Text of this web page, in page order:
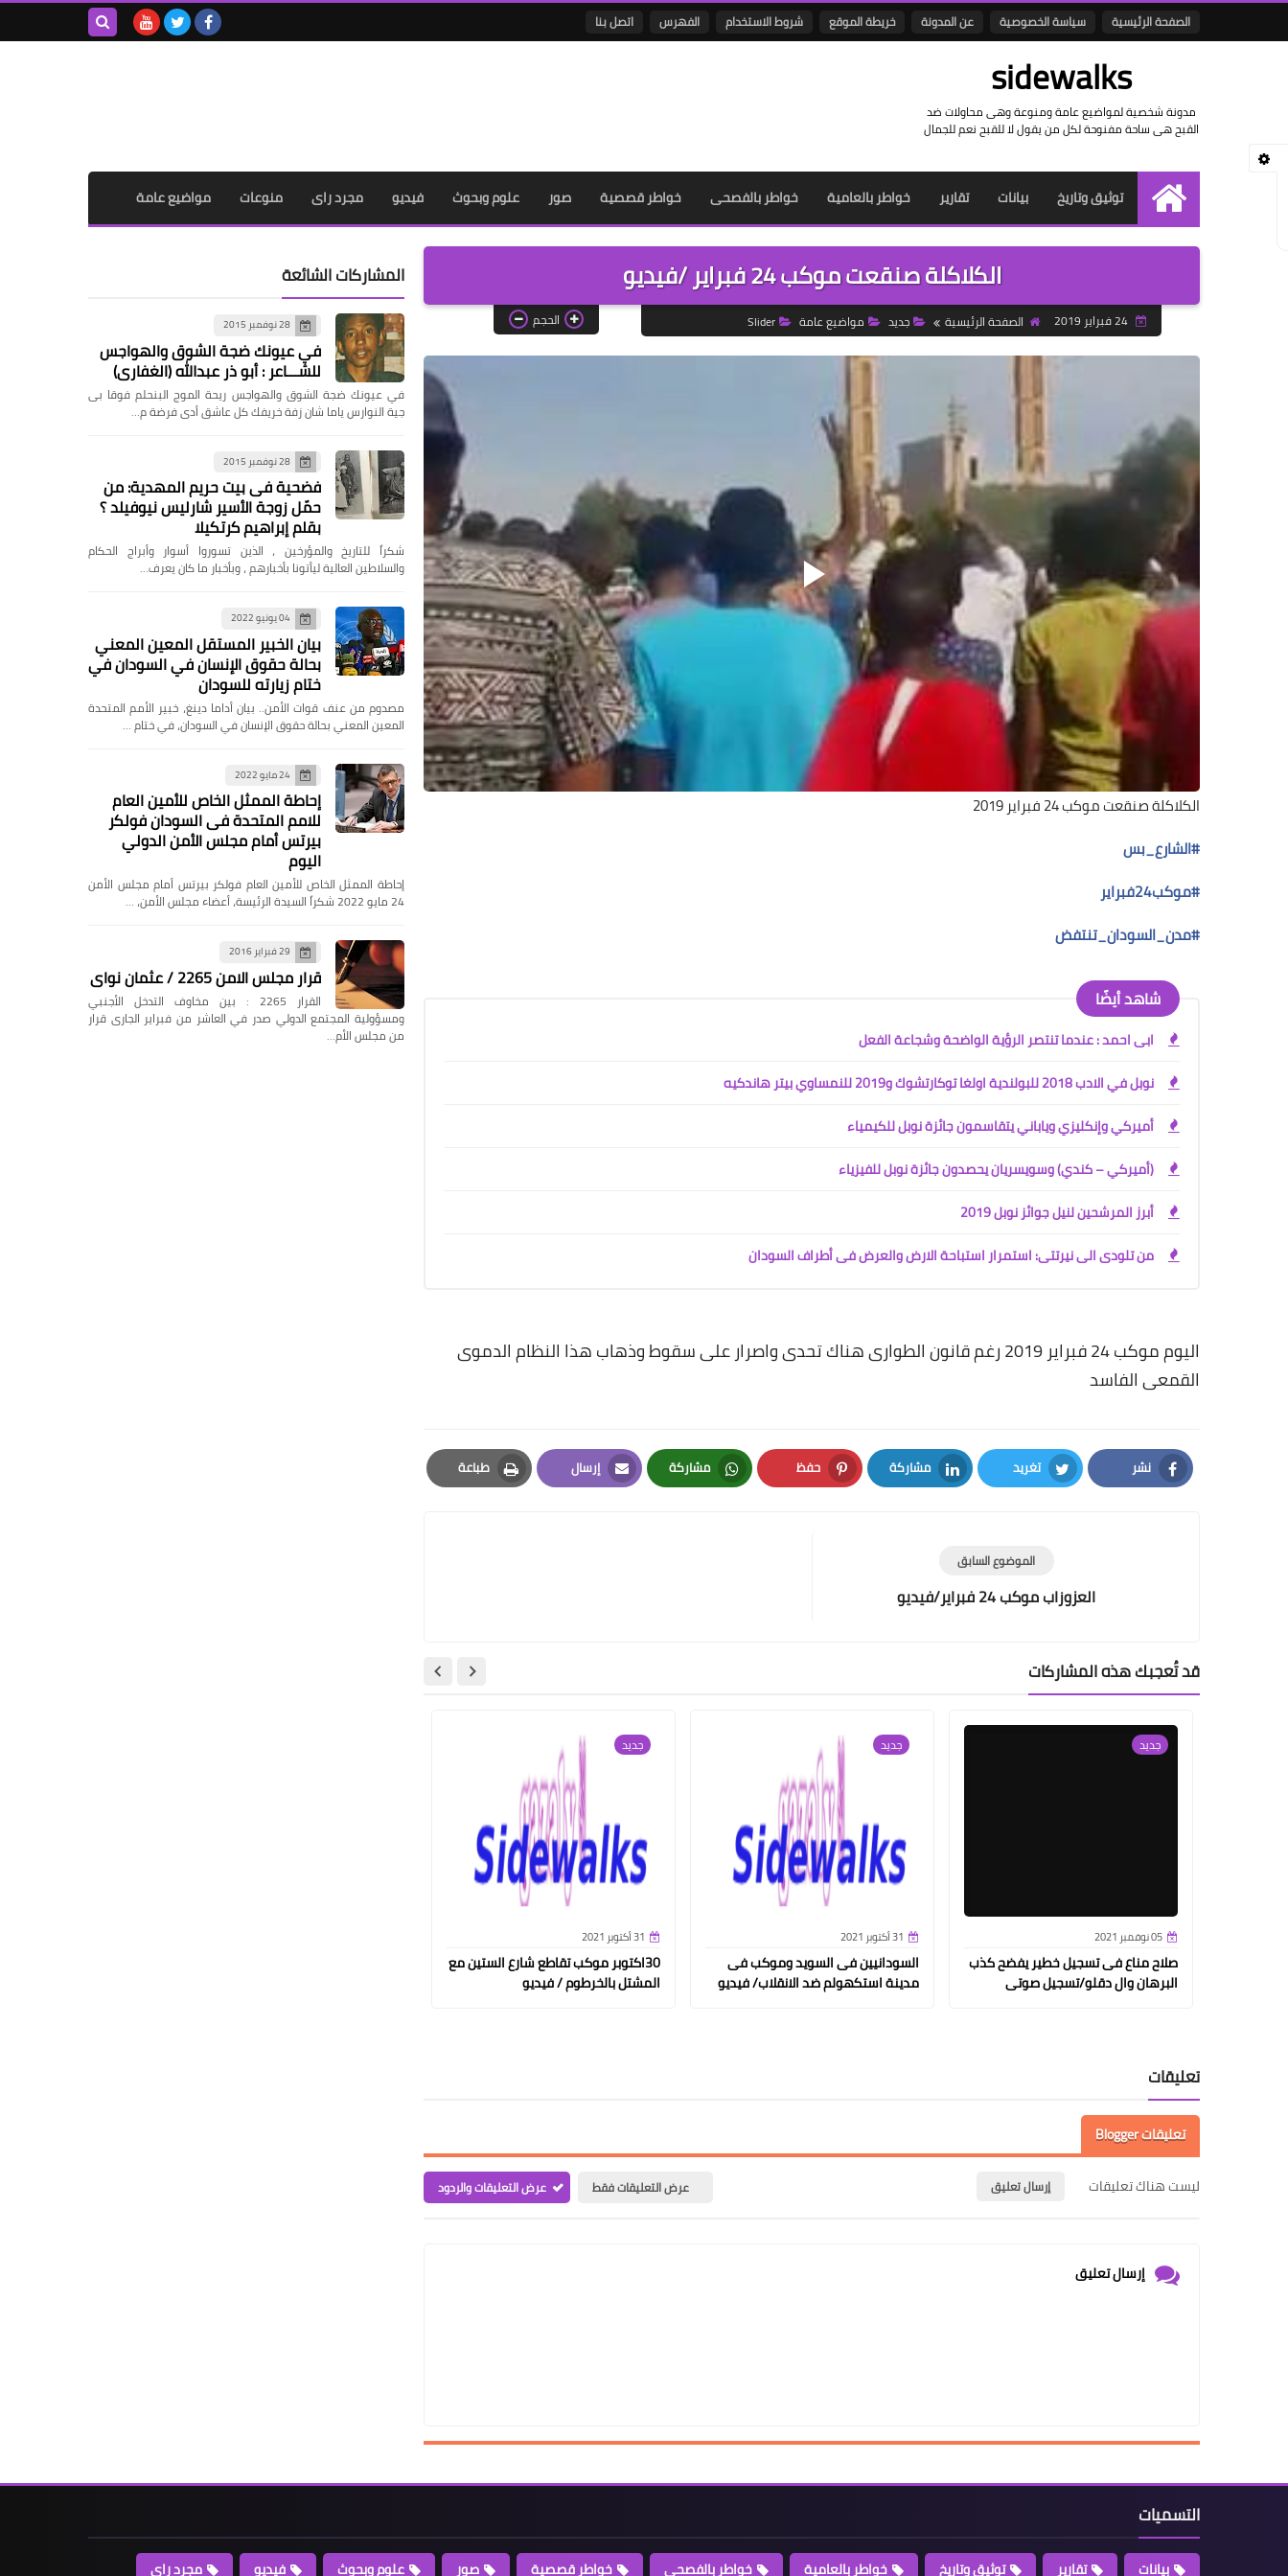
الصفحة الرئيسية سياسة الخصوصية عن المدونة خريطة الموقع شروط الاستخدام الفهرس اتصل بنا
sidewalks
مدونة شخصية لمواضيع عامة ومنوعة وهى محاولات ضد
القبح هى ساحة مفنوحة لكل من يقول لا للقبح نعم للجمال
الرئيسية
توثيق وتاريخ بيانات تقارير خواطر بالعامية خواطر بالفصحى خواطر قصصية صور علوم وبحوث فيديو مجرد راى منوعات مواضيع عامة
الكلاكلة صنقعت موكب 24 فبراير /فيديو
24 فبراير 2019 الصفحة الرئيسية جديد مواضيع عامة Slider الحجم
الكلاكلة صنقعت موكب 24 فبراير 2019
#الشارع_بس
#موكب24فبراير
#مدن_السودان_تنتفض
شاهد أيضًا
ابى احمد : عندما تنتصر الرؤية الواضحة وشجاعة الفعل
نوبل في الادب 2018 للبولندية اولغا توكارتشوك و2019 للنمساوي بيتر هاندكيه
أميركي وإنكليزي وياباني يتقاسمون جائزة نوبل للكيمياء
(أميركي – كندي) وسويسريان يحصدون جائزة نوبل للفيزياء
أبرز المرشحين لنيل جوائز نوبل 2019
من تلودى الى نيرتتى: استمرار استباحة الارض والعرض فى أطراف السودان
اليوم موكب 24 فبراير 2019 رغم قانون الطوارى هناك تحدى واصرار على سقوط وذهاب هذا النظام الدموى
القمعى الفاسد
نشر
Facebook
تغريد
Twitter
مشاركة
LinkedIn
حفظ
Pinterest
مشاركة
Whatsapp
إرسال
Email
طباعة
Print
الموضوع السابق
العزوزاب موكب 24 فبراير/فيديو
قد تُعجبك هذه المشاركات
جديد
05 نوفمبر 2021
صلاح مناع فى تسجيل خطير يفضح كذب
البرهان وال دقلو/تسجيل صوتى
جديد
31 أكتوبر 2021
السودانيين فى السويد وموكب فى
مدينة استكهولم ضد الانقلاب/ فيديو
جديد
31 أكتوبر 2021
30اكتوبر موكب تقاطع شارع الستين مع
المشتل بالخرطوم / فيديو
تعليقات
تعليقات Blogger
ليست هناك تعليقات إرسال تعليق عرض التعليقات فقط عرض التعليقات والردود
إرسال تعليق
المشاركات الشائعة
28 نوفمبر 2015
في عيونك ضجة الشوق والهواجس
للشـــاعر : أبو ذر عبدالله (الغفاري)
في عيونك ضجة الشوق والهواجس ريحة الموج البنحلم فوقا بى
جية النوارس ياما شان زفة خريفك كل عاشق أدى فرضة م…
28 نوفمبر 2015
فضحية فى بيت حريم المهدية: من
حمّل زوجة الأسير شارليس نيوفيلد ؟
بقلم إبراهيم كرتكيلا
شكراً للتاريخ والمؤرخين ، الذين تسوروا أسوار وأبراج الحكام
والسلاطين العالية ليأتونا بأخبارهم ، وبأخبار ما كان يعرف…
04 يونيو 2022
بيان الخبير المستقل المعين المعني
بحالة حقوق الإنسان في السودان في
ختام زيارته للسودان
مصدوم من عنف قوات الأمن.. بيان أداما دينغ، خبير الأمم المتحدة
المعين المعني بحالة حقوق الإنسان في السودان، في ختام …
24 مايو 2022
إحاطة الممثل الخاص للأمين العام
للامم المتحدة فى السودان فولكر
بيرتس أمام مجلس الأمن الدولي
اليوم
إحاطة الممثل الخاص للأمين العام فولكر بيرتس أمام مجلس الأمن
24 مايو 2022 شكراً السيدة الرئيسة، أعضاء مجلس الأمن، …
29 فبراير 2016
قرار مجلس الامن 2265 / عثمان نواى
القرار 2265 : بين مخاوف التدخل الأجنبي
ومسؤولية المجتمع الدولي صدر في العاشر من فبراير الجارى قرار
من مجلس الأم…
التسميات
بيانات تقارير توثيق وتاريخ خواطر بالعامية خواطر بالفصحى خواطر قصصية صور علوم وبحوث فيديو مجرد راى